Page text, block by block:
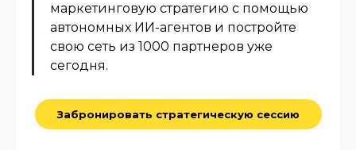
маркетинговую стратегию с помощью
автономных ИИ-агентов и постройте
свою сеть из 1000 партнеров уже
сегодня.
Забронировать стратегическую сессию